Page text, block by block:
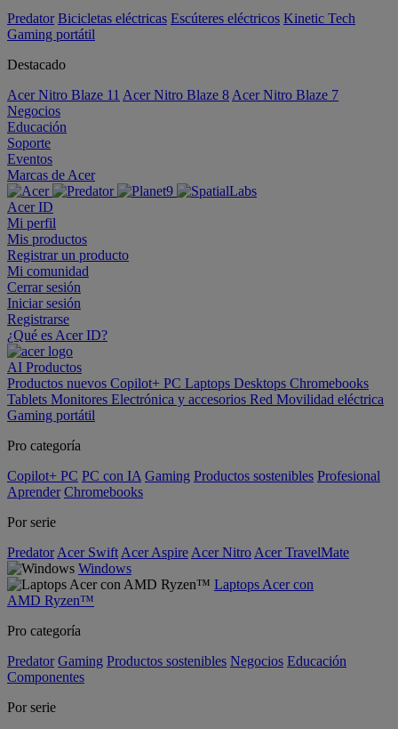
Predator Bicicletas eléctricas Escúteres eléctricos Kinetic Tech
Gaming portátil
Destacado
Acer Nitro Blaze 11 Acer Nitro Blaze 8 Acer Nitro Blaze 7
Negocios
Educación
Soporte
Eventos
Marcas de Acer
Acer ID
Mi perfil
Mis productos
Registrar un producto
Mi comunidad
Cerrar sesión
Iniciar sesión
Registrarse
¿Qué es Acer ID?
AI Productos
Productos nuevos Copilot+ PC Laptops Desktops Chromebooks
Tablets Monitores Electrónica y accesorios Red Movilidad eléctrica
Gaming portátil
Pro categoría
Copilot+ PC PC con IA Gaming Productos sostenibles Profesional
Aprender Chromebooks
Por serie
Predator Acer Swift Acer Aspire Acer Nitro Acer TravelMate
Windows
Laptops Acer con
AMD Ryzen™
Pro categoría
Predator Gaming Productos sostenibles Negocios Educación
Componentes
Por serie